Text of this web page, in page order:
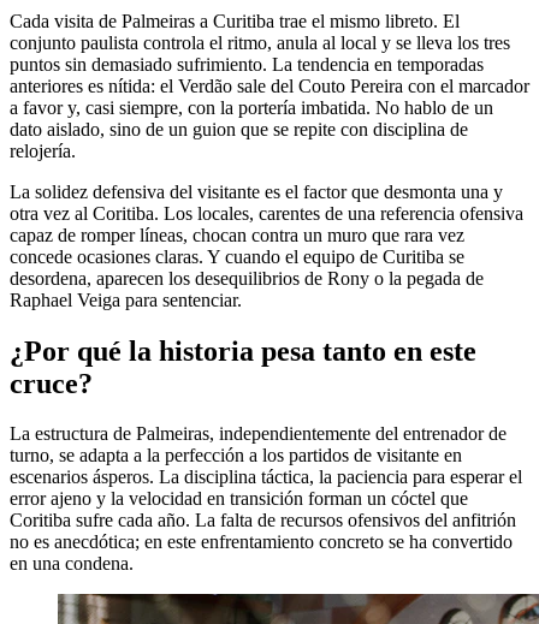
Cada visita de Palmeiras a Curitiba trae el mismo libreto. El
conjunto paulista controla el ritmo, anula al local y se lleva los tres
puntos sin demasiado sufrimiento. La tendencia en temporadas
anteriores es nítida: el Verdão sale del Couto Pereira con el marcador
a favor y, casi siempre, con la portería imbatida. No hablo de un
dato aislado, sino de un guion que se repite con disciplina de
relojería.
La solidez defensiva del visitante es el factor que desmonta una y
otra vez al Coritiba. Los locales, carentes de una referencia ofensiva
capaz de romper líneas, chocan contra un muro que rara vez
concede ocasiones claras. Y cuando el equipo de Curitiba se
desordena, aparecen los desequilibrios de Rony o la pegada de
Raphael Veiga para sentenciar.
¿Por qué la historia pesa tanto en este
cruce?
La estructura de Palmeiras, independientemente del entrenador de
turno, se adapta a la perfección a los partidos de visitante en
escenarios ásperos. La disciplina táctica, la paciencia para esperar el
error ajeno y la velocidad en transición forman un cóctel que
Coritiba sufre cada año. La falta de recursos ofensivos del anfitrión
no es anecdótica; en este enfrentamiento concreto se ha convertido
en una condena.